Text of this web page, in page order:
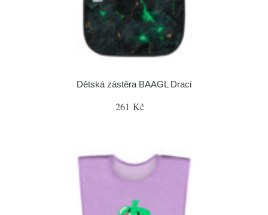
Dětská zástěra BAAGL Draci
261 Kč